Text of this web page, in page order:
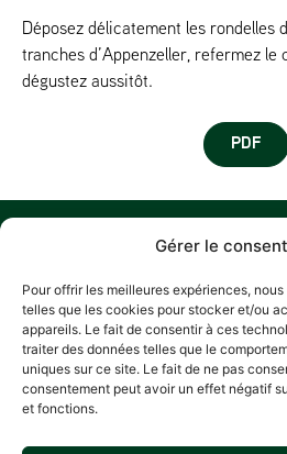
Gérer le
Pour offrir les meilleures expériences,
telles que les cookies pour stocker et/ou
appareils. Le fait de consentir à ces
traiter des données telles que le
uniques sur ce site. Le fait de ne pas
consentement peut avoir un effet négatif
et fonctions.
Déposez délicatement les rondelles
tranches d’Appenzeller, refermez le
dégustez aussitôt.
PDF
HISTORIQUE
NOS ENGAGEMENTS
RECETTES
CONTACT